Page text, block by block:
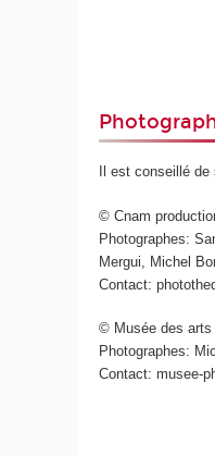
Il est conseillé
© Cnam
Photographes:
Mergui, Michel
Contact:
© Musée des arts
Photographes:
Contact: musee-